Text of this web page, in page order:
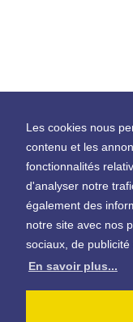
Les cookies nous
contenu et les
fonctionnalités
d'analyser notre
également des
notre site avec nos
sociaux, de
En savoir plus...